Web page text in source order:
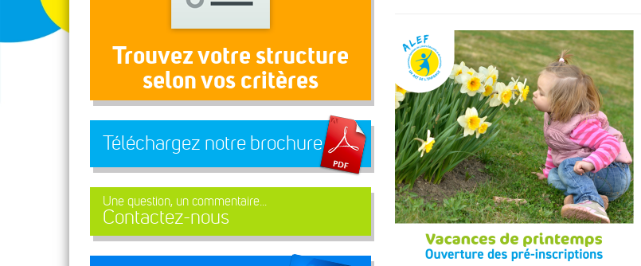
Trouvez votre structure
selon vos critères
Téléchargez notre brochure
Une question, un commentaire...
Contactez-nous